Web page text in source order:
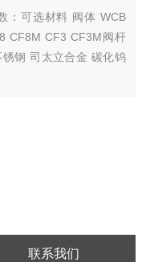
：可选材料 阀体 WCB
CF8M CF3 CF3M阀杆
钢 司太立合金 碳化钨
联系我们